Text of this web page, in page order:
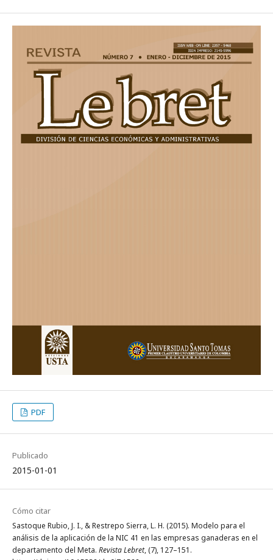
PDF
Publicado
2015-01-01
Cómo citar
Sastoque Rubio, J. I., & Restrepo Sierra, L. H. (2015). Modelo para el
análisis de la aplicación de la NIC 41 en las empresas ganaderas en el
departamento del Meta. Revista Lebret, (7), 127–151.